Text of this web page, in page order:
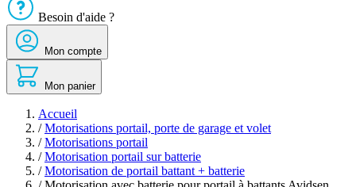
-
économie
d'énergie
Sécurité
Confort
de
maison
Seconde
vie
Bons
plans
Besoin d'aide ?
Mon compte
Mon panier
Accueil
/ Motorisations portail, porte de garage et volet
/ Motorisations portail
/ Motorisation portail sur batterie
/ Motorisation de portail battant + batterie